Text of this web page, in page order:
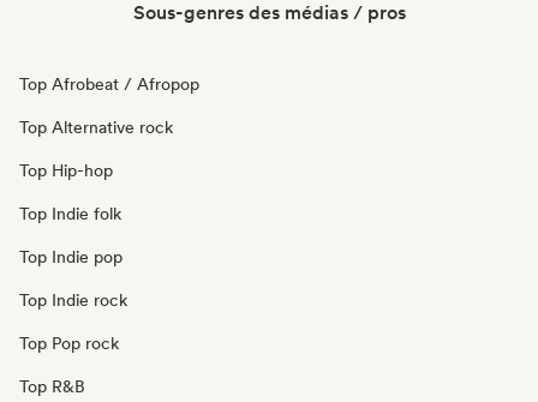
Sous-genres des médias / pros
Top Afrobeat / Afropop
Top Alternative rock
Top Hip-hop
Top Indie folk
Top Indie pop
Top Indie rock
Top Pop rock
Top R&B